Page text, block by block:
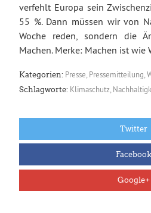
verfehlt Europa sein
55 %. Dann müssen wir von
Woche reden, sondern die
Machen. Merke: Machen ist wie
Kategorien: Presse Pressemitteilung
Schlagworte: Klimaschutz
Twitter
Facebook
Google+